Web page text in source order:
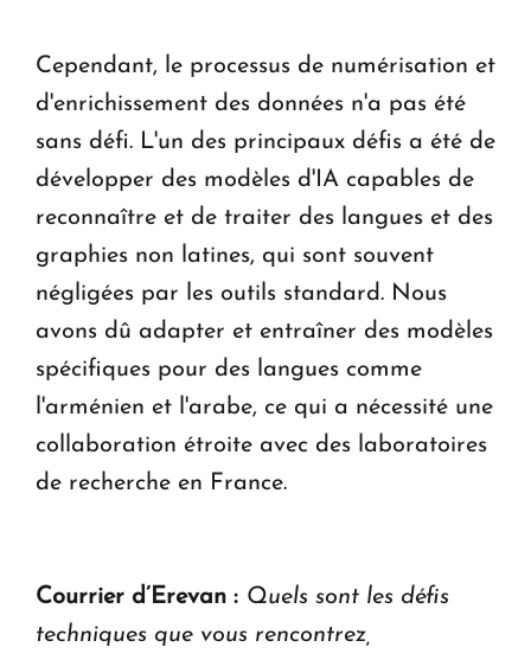
Cependant, le processus de numérisation et
d'enrichissement des données n'a pas été
sans défi. L'un des principaux défis a été de
développer des modèles d'IA capables de
reconnaître et de traiter des langues et des
graphies non latines, qui sont souvent
négligées par les outils standard. Nous
avons dû adapter et entraîner des modèles
spécifiques pour des langues comme
l'arménien et l'arabe, ce qui a nécessité une
collaboration étroite avec des laboratoires
de recherche en France.
Courrier d’Erevan : Quels sont les défis
techniques que vous rencontrez,